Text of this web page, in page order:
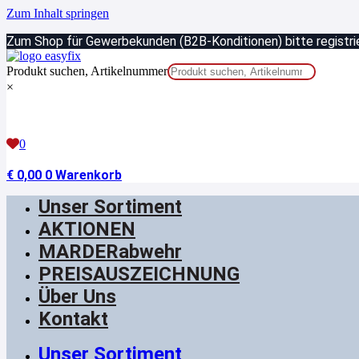
Zum Inhalt springen
Zum Shop für Gewerbekunden (B2B-Konditionen) bitte
Produkt suchen, Artikelnummer
×
0
€ 0,00 0 Warenkorb
Unser Sortiment
AKTIONEN
MARDERabwehr
PREISAUSZEICHNUNG
Über Uns
Kontakt
Unser Sortiment